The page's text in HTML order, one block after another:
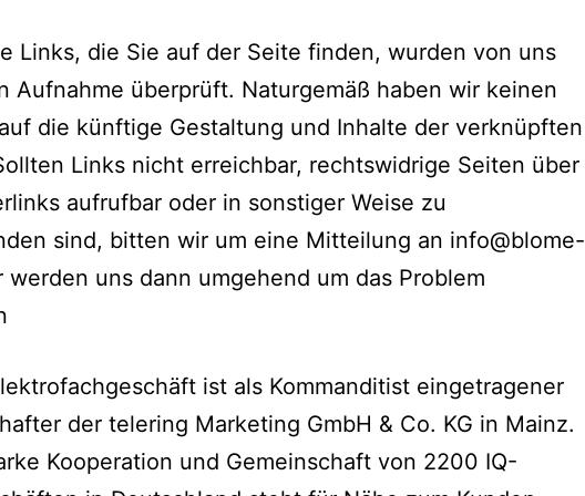
Links, die Sie auf der Seite finden, wurden von uns
Aufnahme überprüft. Naturgemäß haben wir keinen
die künftige Gestaltung und Inhalte der verknüpften
Links nicht erreichbar, rechtswidrige Seiten über
aufrufbar oder in sonstiger Weise zu
sind, bitten wir um eine Mitteilung an info@blome-
werden uns dann umgehend um das Problem
ist als Kommanditist eingetragener
der telering Marketing GmbH & Co. KG in Mainz.
Kooperation und Gemeinschaft von 2200 IQ-